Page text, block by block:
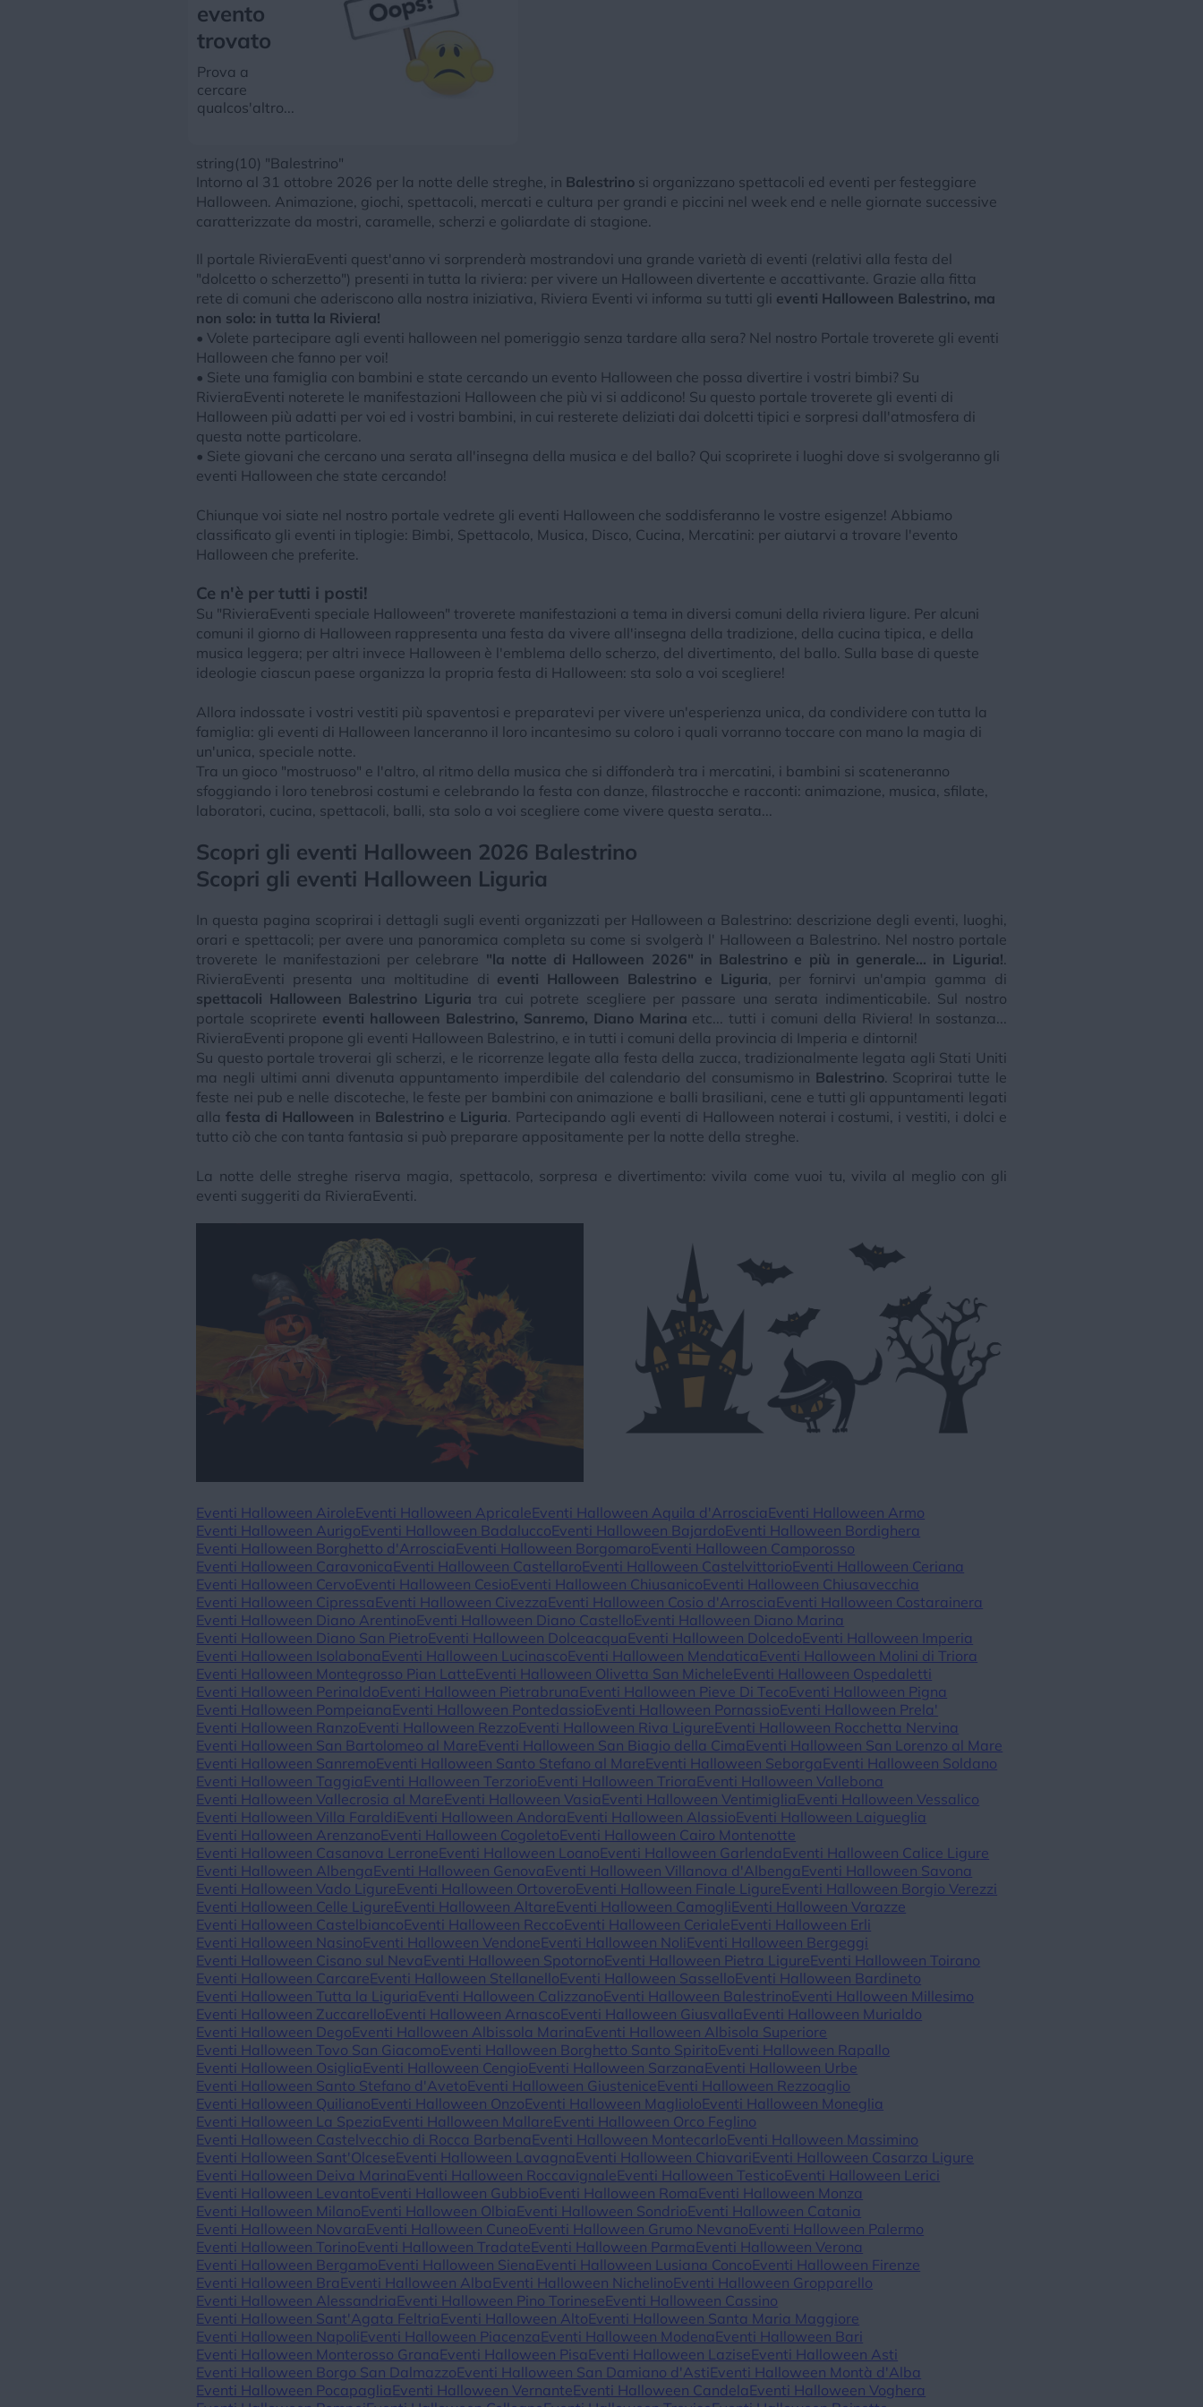
evento
trovato
Prova a
cercare
qualcos'altro...
string(10) "Balestrino"
Intorno al 31 ottobre 2026 per la notte delle streghe, in Balestrino si organizzano spettacoli ed eventi per festeggiare
Halloween. Animazione, giochi, spettacoli, mercati e cultura per grandi e piccini nel week end e nelle giornate successive
caratterizzate da mostri, caramelle, scherzi e goliardate di stagione.
Il portale RivieraEventi quest'anno vi sorprenderà mostrandovi una grande varietà di eventi (relativi alla festa del
"dolcetto o scherzetto") presenti in tutta la riviera: per vivere un Halloween divertente e accattivante. Grazie alla fitta
rete di comuni che aderiscono alla nostra iniziativa, Riviera Eventi vi informa su tutti gli eventi Halloween Balestrino, ma
non solo: in tutta la Riviera!
• Volete partecipare agli eventi halloween nel pomeriggio senza tardare alla sera? Nel nostro Portale troverete gli eventi
Halloween che fanno per voi!
• Siete una famiglia con bambini e state cercando un evento Halloween che possa divertire i vostri bimbi? Su
RivieraEventi noterete le manifestazioni Halloween che più vi si addicono! Su questo portale troverete gli eventi di
Halloween più adatti per voi ed i vostri bambini, in cui resterete deliziati dai dolcetti tipici e sorpresi dall'atmosfera di
questa notte particolare.
• Siete giovani che cercano una serata all'insegna della musica e del ballo? Qui scoprirete i luoghi dove si svolgeranno gli
eventi Halloween che state cercando!
Chiunque voi siate nel nostro portale vedrete gli eventi Halloween che soddisferanno le vostre esigenze! Abbiamo
classificato gli eventi in tiplogie: Bimbi, Spettacolo, Musica, Disco, Cucina, Mercatini: per aiutarvi a trovare l'evento
Halloween che preferite.
Ce n'è per tutti i posti!
Su "RivieraEventi speciale Halloween" troverete manifestazioni a tema in diversi comuni della riviera ligure. Per alcuni
comuni il giorno di Halloween rappresenta una festa da vivere all'insegna della tradizione, della cucina tipica, e della
musica leggera; per altri invece Halloween è l'emblema dello scherzo, del divertimento, del ballo. Sulla base di queste
ideologie ciascun paese organizza la propria festa di Halloween: sta solo a voi scegliere!
Allora indossate i vostri vestiti più spaventosi e preparatevi per vivere un'esperienza unica, da condividere con tutta la
famiglia: gli eventi di Halloween lanceranno il loro incantesimo su coloro i quali vorranno toccare con mano la magia di
un'unica, speciale notte.
Tra un gioco "mostruoso" e l'altro, al ritmo della musica che si diffonderà tra i mercatini, i bambini si scateneranno
sfoggiando i loro tenebrosi costumi e celebrando la festa con danze, filastrocche e racconti: animazione, musica, sfilate,
laboratori, cucina, spettacoli, balli, sta solo a voi scegliere come vivere questa serata...
Scopri gli eventi Halloween 2026 Balestrino
Scopri gli eventi Halloween Liguria
In questa pagina scoprirai i dettagli sugli eventi organizzati per Halloween a Balestrino: descrizione degli eventi, luoghi,
orari e spettacoli; per avere una panoramica completa su come si svolgerà l' Halloween a Balestrino. Nel nostro portale
troverete le manifestazioni per celebrare "la notte di Halloween 2026" in Balestrino e più in generale... in Liguria!.
RivieraEventi presenta una moltitudine di eventi Halloween Balestrino e Liguria, per fornirvi un'ampia gamma di
spettacoli Halloween Balestrino Liguria tra cui potrete scegliere per passare una serata indimenticabile. Sul nostro
portale scoprirete eventi halloween Balestrino, Sanremo, Diano Marina etc... tutti i comuni della Riviera! In sostanza...
RivieraEventi propone gli eventi Halloween Balestrino, e in tutti i comuni della provincia di Imperia e dintorni!
Su questo portale troverai gli scherzi, e le ricorrenze legate alla festa della zucca, tradizionalmente legata agli Stati Uniti
ma negli ultimi anni divenuta appuntamento imperdibile del calendario del consumismo in Balestrino. Scoprirai tutte le
feste nei pub e nelle discoteche, le feste per bambini con animazione e balli brasiliani, cene e tutti gli appuntamenti legati
allafesta di Halloween in Balestrinoe Liguria. Partecipando agli eventi di Halloween noterai i costumi, i vestiti, i dolci e
tutto ciò che con tanta fantasia si può preparare appositamente per la notte della streghe.
La notte delle streghe riserva magia, spettacolo, sorpresa e divertimento: vivila come vuoi tu, vivila al meglio con gli
eventi suggeriti da RivieraEventi.
Eventi Halloween AiroleEventi Halloween ApricaleEventi Halloween Aquila d'Arroscia Eventi Halloween Armo
Eventi Halloween AurigoEventi Halloween BadaluccoEventi Halloween BajardoEventi Halloween Bordighera
Eventi Halloween Borghetto d'Arroscia Eventi Halloween BorgomaroEventi Halloween Camporosso
Eventi Halloween Caravonica Eventi Halloween CastellaroEventi Halloween CastelvittorioEventi Halloween Ceriana
Eventi Halloween CervoEventi Halloween CesioEventi Halloween ChiusanicoEventi Halloween Chiusavecchia
Eventi Halloween Cipressa Eventi Halloween Civezza Eventi Halloween Cosio d'Arroscia Eventi Halloween Costarainera
Eventi Halloween Diano ArentinoEventi Halloween Diano CastelloEventi Halloween Diano Marina
Eventi Halloween Diano San PietroEventi Halloween Dolceacqua Eventi Halloween DolcedoEventi Halloween Imperia
Eventi Halloween Isolabona Eventi Halloween LucinascoEventi Halloween Mendatica Eventi Halloween Molini di Triora
Eventi Halloween Montegrosso Pian LatteEventi Halloween Olivetta San MicheleEventi Halloween Ospedaletti
Eventi Halloween PerinaldoEventi Halloween Pietrabruna Eventi Halloween Pieve Di TecoEventi Halloween Pigna
Eventi Halloween Pompeiana Eventi Halloween PontedassioEventi Halloween PornassioEventi Halloween Prela'
Eventi Halloween RanzoEventi Halloween RezzoEventi Halloween Riva LigureEventi Halloween Rocchetta Nervina
Eventi Halloween San Bartolomeo al MareEventi Halloween San Biagio della Cima Eventi Halloween San Lorenzo al Mare
Eventi Halloween SanremoEventi Halloween Santo Stefano al MareEventi Halloween Seborga Eventi Halloween Soldano
Eventi Halloween Taggia Eventi Halloween TerzorioEventi Halloween Triora Eventi Halloween Vallebona
Eventi Halloween Vallecrosia al MareEventi Halloween Vasia Eventi Halloween Ventimiglia Eventi Halloween Vessalico
Eventi Halloween Villa FaraldiEventi Halloween Andora Eventi Halloween AlassioEventi Halloween Laigueglia
Eventi Halloween ArenzanoEventi Halloween CogoletoEventi Halloween Cairo Montenotte
Eventi Halloween Casanova LerroneEventi Halloween LoanoEventi Halloween Garlenda Eventi Halloween Calice Ligure
Eventi Halloween Albenga Eventi Halloween Genova Eventi Halloween Villanova d'Albenga Eventi Halloween Savona
Eventi Halloween Vado LigureEventi Halloween OrtoveroEventi Halloween Finale LigureEventi Halloween Borgio Verezzi
Eventi Halloween Celle LigureEventi Halloween AltareEventi Halloween CamogliEventi Halloween Varazze
Eventi Halloween CastelbiancoEventi Halloween ReccoEventi Halloween CerialeEventi Halloween Erli
Eventi Halloween NasinoEventi Halloween VendoneEventi Halloween NoliEventi Halloween Bergeggi
Eventi Halloween Cisano sul Neva Eventi Halloween SpotornoEventi Halloween Pietra LigureEventi Halloween Toirano
Eventi Halloween CarcareEventi Halloween StellanelloEventi Halloween SasselloEventi Halloween Bardineto
Eventi Halloween Tutta la Liguria Eventi Halloween CalizzanoEventi Halloween BalestrinoEventi Halloween Millesimo
Eventi Halloween ZuccarelloEventi Halloween ArnascoEventi Halloween Giusvalla Eventi Halloween Murialdo
Eventi Halloween DegoEventi Halloween Albissola Marina Eventi Halloween Albisola Superiore
Eventi Halloween Tovo San GiacomoEventi Halloween Borghetto Santo SpiritoEventi Halloween Rapallo
Eventi Halloween Osiglia Eventi Halloween CengioEventi Halloween Sarzana Eventi Halloween Urbe
Eventi Halloween Santo Stefano d'AvetoEventi Halloween GiusteniceEventi Halloween Rezzoaglio
Eventi Halloween QuilianoEventi Halloween OnzoEventi Halloween MaglioloEventi Halloween Moneglia
Eventi Halloween La Spezia Eventi Halloween MallareEventi Halloween Orco Feglino
Eventi Halloween Castelvecchio di Rocca Barbena Eventi Halloween MontecarloEventi Halloween Massimino
Eventi Halloween Sant'OlceseEventi Halloween Lavagna Eventi Halloween ChiavariEventi Halloween Casarza Ligure
Eventi Halloween Deiva Marina Eventi Halloween RoccavignaleEventi Halloween TesticoEventi Halloween Lerici
Eventi Halloween LevantoEventi Halloween GubbioEventi Halloween Roma Eventi Halloween Monza
Eventi Halloween MilanoEventi Halloween Olbia Eventi Halloween SondrioEventi Halloween Catania
Eventi Halloween Novara Eventi Halloween CuneoEventi Halloween Grumo NevanoEventi Halloween Palermo
Eventi Halloween TorinoEventi Halloween TradateEventi Halloween Parma Eventi Halloween Verona
Eventi Halloween BergamoEventi Halloween Siena Eventi Halloween Lusiana ConcoEventi Halloween Firenze
Eventi Halloween Bra Eventi Halloween Alba Eventi Halloween NichelinoEventi Halloween Gropparello
Eventi Halloween Alessandria Eventi Halloween Pino TorineseEventi Halloween Cassino
Eventi Halloween Sant'Agata Feltria Eventi Halloween AltoEventi Halloween Santa Maria Maggiore
Eventi Halloween NapoliEventi Halloween Piacenza Eventi Halloween Modena Eventi Halloween Bari
Eventi Halloween Monterosso Grana Eventi Halloween Pisa Eventi Halloween LaziseEventi Halloween Asti
Eventi Halloween Borgo San DalmazzoEventi Halloween San Damiano d'AstiEventi Halloween Montà d'Alba
Eventi Halloween Pocapaglia Eventi Halloween VernanteEventi Halloween Candela Eventi Halloween Voghera